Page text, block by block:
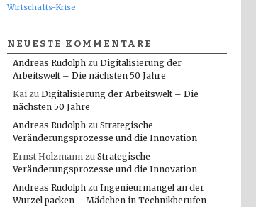
Wirtschafts-Krise
NEUESTE KOMMENTARE
Andreas Rudolph zu Digitalisierung der
Arbeitswelt – Die nächsten 50 Jahre
Kai zu Digitalisierung der Arbeitswelt – Die
nächsten 50 Jahre
Andreas Rudolph zu Strategische
Veränderungsprozesse und die Innovation
Ernst Holzmann zu Strategische
Veränderungsprozesse und die Innovation
Andreas Rudolph zu Ingenieurmangel an der
Wurzel packen – Mädchen in Technikberufen